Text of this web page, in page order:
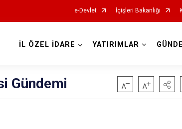
e-Devlet İçişleri Bakanlığı
İL ÖZEL İDARE YATIRIMLAR
Gündemi